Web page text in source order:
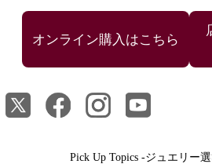
Pick Up Topics -ジュエリー